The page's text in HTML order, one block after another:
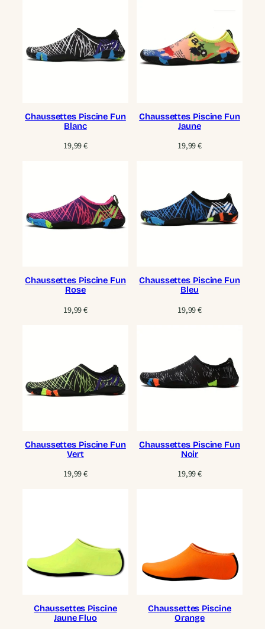
Chaussettes Piscine Fun
Blanc
19,99€
Chaussettes Piscine Fun
Jaune
19,99€
Chaussettes Piscine Fun
Rose
19,99€
Chaussettes Piscine Fun
Bleu
19,99€
Chaussettes Piscine Fun
Vert
19,99€
Chaussettes Piscine Fun
Noir
19,99€
Chaussettes Piscine
Jaune Fluo
Chaussettes Piscine
Orange